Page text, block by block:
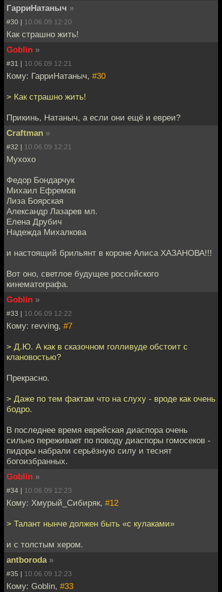
ГарриНатаныч »
#30 | 10.06.09 12:20
Как страшно жить!
Goblin »
#31 | 10.06.09 12:21
Кому: ГарриНатаныч, #30
> Как страшно жить!
Прикинь, Натаныч, а если они ещё и евреи?
Craftman »
#32 | 10.06.09 12:21
Мухохо
Федор Бондарчук
Михаил Ефремов
Лиза Боярская
Александр Лазарев мл.
Елена Друбич
Надежда Михалкова
и настоящий брильянт в короне Алиса ХАЗАНОВА!!!
Вот оно, светлое будущее российского
кинематографа.
Goblin »
#33 | 10.06.09 12:22
Кому: revving, #7
> Д.Ю. А как в сказочном голливуде обстоит с
клановостью?
Прекрасно.
> Даже по тем фактам что на слуху - вроде как очень
бодро.
В последнее время еврейская диаспора очень
сильно переживает по поводу диаспоры гомосеков -
пидоры набрали серьёзную силу и теснят
богоизбранных.
Goblin »
#34 | 10.06.09 12:23
Кому: Хмурый_Сибиряк, #12
> Талант нынче должен быть «с кулаками»
и с толстым хером.
antboroda »
#35 | 10.06.09 12:23
Кому: Goblin, #33